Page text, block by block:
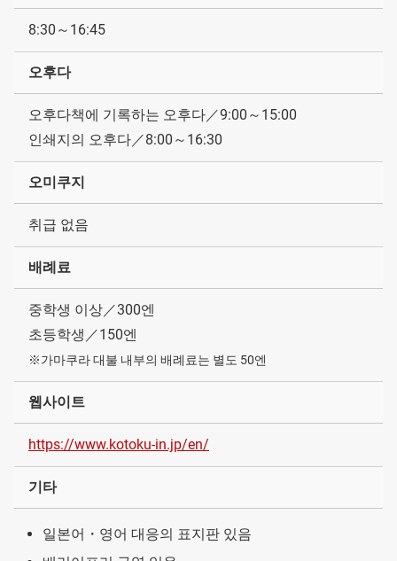
8:30～16:45
오후다
오후다책에 기록하는 오후다／9:00～15:00
인쇄지의 오후다／8:00～16:30
오미쿠지
취급 없음
배례료
중학생 이상／300엔
초등학생／150엔
※가마쿠라 대불 내부의 배례료는 별도 50엔
웹사이트
https://www.kotoku-in.jp/en/
기타
일본어・영어 대응의 표지판 있음